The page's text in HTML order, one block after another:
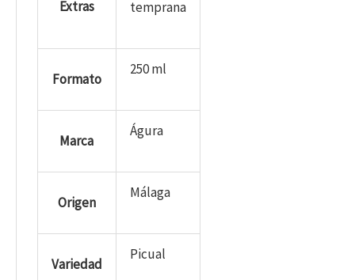
Extras temprana
Formato
250 ml
Marca
Águra
Origen
Málaga
Variedad
Picual